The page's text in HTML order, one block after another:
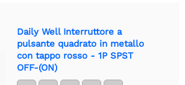
Daily Well Interruttore a
pulsante quadrato in metallo
con tappo rosso - 1P SPST
OFF-(ON)